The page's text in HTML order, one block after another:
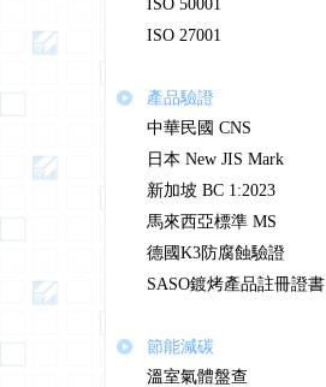
ISO 50001
ISO 27001
產品驗證
中華民國 CNS
日本 New JIS Mark
新加坡 BC 1:2023
馬來西亞標準 MS
德國K3防腐蝕驗證
SASO鍍烤產品註冊證書
節能減碳
溫室氣體盤查